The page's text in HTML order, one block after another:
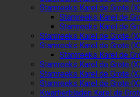
Stamreeks Karel de Grote
Stamreeks Karel de
Stamreeks Karel de
Stamreeks Karel de Grote
Stamreeks Karel de Grote
Stamreeks Karel de
Stamreeks Karel de Grote
Stamreeks Karel de Grote
Stamreeks Karel de Grote
Kwartierbladen Karel de